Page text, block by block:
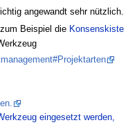
angewandt sehr nützlich.
Beispiel die Konsenskiste
eingesetzt werden,